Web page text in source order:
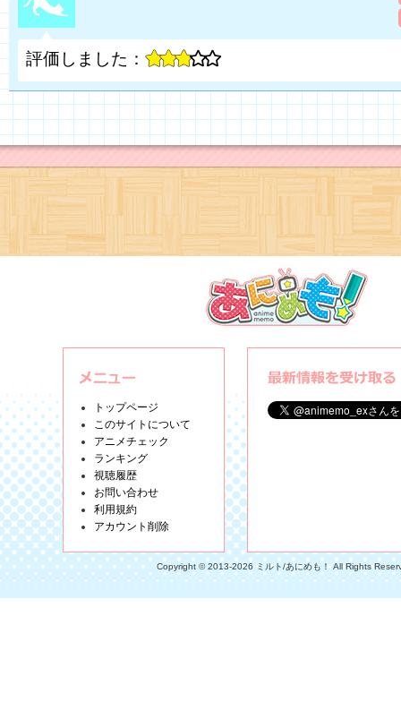
評価しました：
トップページ
このサイトについて
アニメチェック
ランキング
視聴履歴
お問い合わせ
利用規約
アカウント削除
Copyright © 2013-2026 ミルト/あにめも！ All Rights